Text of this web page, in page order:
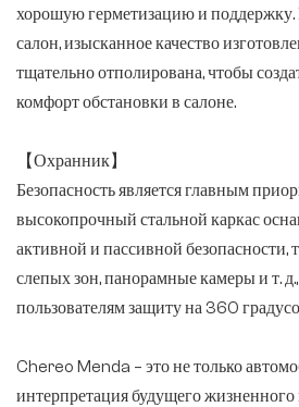
хорошую герметизацию и
салон, изысканное качество
тщательно отполирована, чтобы
комфорт обстановки в салоне.
【Охранник】
Безопасность является главным
высокопрочный стальной каркас
активной и пассивной безопасности,
слепых зон, панорамные камеры и т.
пользователям защиту на 360
Chereo Menda – это не только
интерпретация будущего